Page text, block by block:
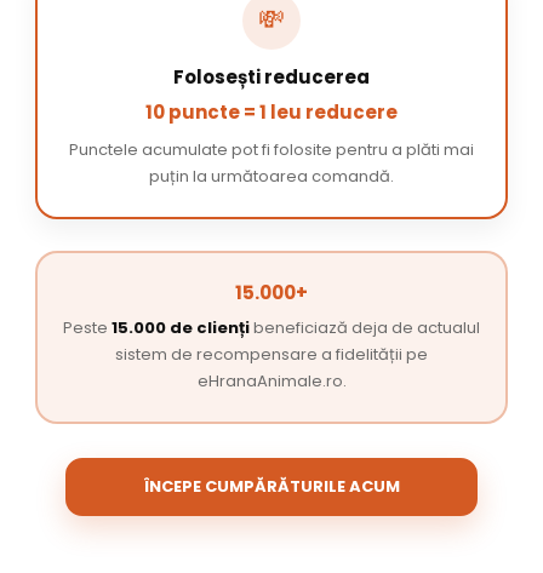
💸
Folosești reducerea
10 puncte = 1 leu reducere
Punctele acumulate pot fi folosite pentru a plăti mai
puțin la următoarea comandă.
15.000+
Peste 15.000 de cliențibeneficiază deja de actualul
sistem de recompensare a fidelității pe
eHranaAnimale.ro.
ÎNCEPE CUMPĂRĂTURILE ACUM